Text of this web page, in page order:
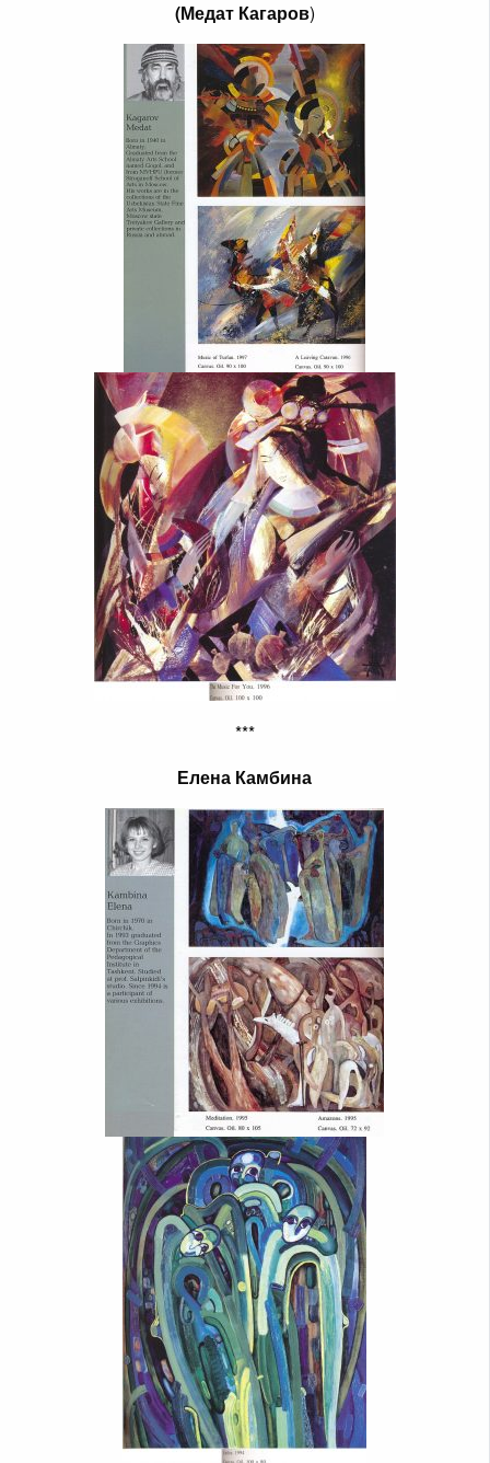
(Медат Кагаров)
***
Елена Камбина